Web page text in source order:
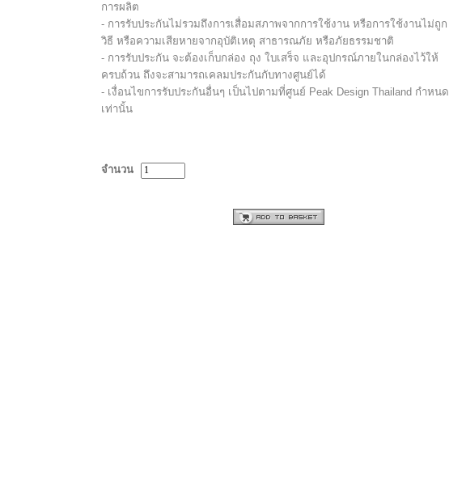
การผลิต
- การรับประกันไม่รวมถึงการเสื่อมสภาพจากการใช้งาน หรือการใช้งานไม่ถูก
วิธี หรือความเสียหายจากอุบัติเหตุ สาธารณภัย หรือภัยธรรมชาติ
- การรับประกัน จะต้องเก็บกล่อง ถุง ใบเสร็จ และอุปกรณ์ภายในกล่องไว้ให้
ครบถ้วน ถึงจะสามารถเคลมประกันกับทางศูนย์ได้
- เงื่อนไขการรับประกันอื่นๆ เป็นไปตามที่ศูนย์ Peak Design Thailand กำหนด
เท่านั้น
จำนวน